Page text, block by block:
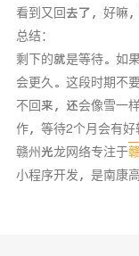
看到又回去了，好嘛
总结：
剩下的就是等待。如
会更久。这段时期不
不回来，还会像雪一
作，等待2个月会有
赣州光龙网络专注于
小程序开发，是南康